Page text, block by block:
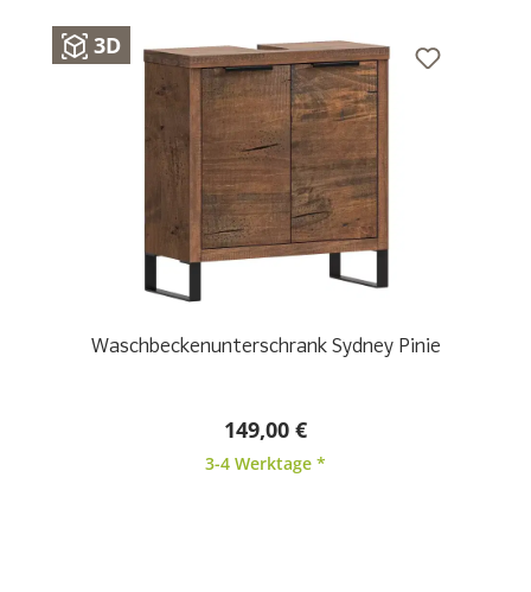
3D
Waschbeckenunterschrank Sydney Pinie
149,00 €
3-4 Werktage *